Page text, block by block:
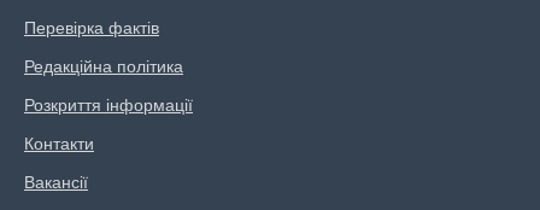
Перевірка фактів
Редакційна політика
Розкриття інформації
Контакти
Вакансії